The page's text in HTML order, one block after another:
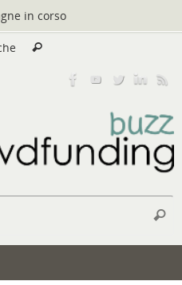
in corso
Cerca
Cerca